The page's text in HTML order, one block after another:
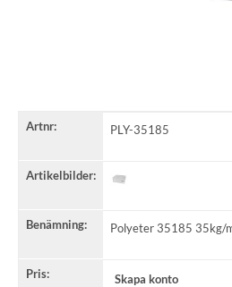
Artnr:
Artikelbilder:
Benämning:
Pris:
PLY-35185
Polyeter 35185 35kg/
Skapa konto